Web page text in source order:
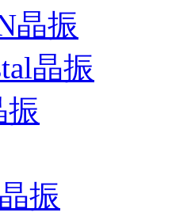
晶振
晶振
振
振